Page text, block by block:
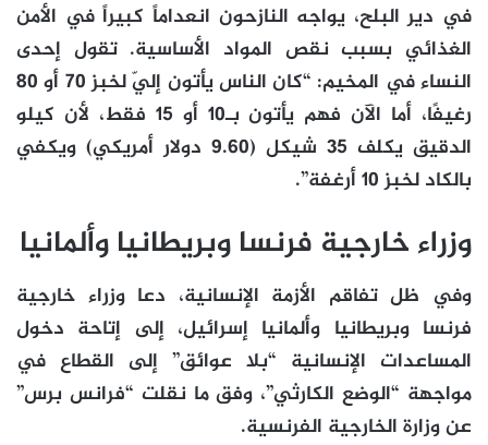
في دير البلح، يواجه النازحون انعداماً كبيراً في الأمن
الغذائي بسبب نقص المواد الأساسية. تقول إحدى
النساء في المخيم: “كان الناس يأتون إليّ لخبز 70 أو 80
رغيفًا، أما الآن فهم يأتون بـ10 أو 15 فقط، لأن كيلو
الدقيق يكلف 35 شيكل (9.60 دولار أمريكي) ويكفي
بالكاد لخبز 10 أرغفة”.
وزراء خارجية فرنسا وبريطانيا وألمانيا
وفي ظل تفاقم الأزمة الإنسانية، دعا وزراء خارجية
فرنسا وبريطانيا وألمانيا إسرائيل، إلى إتاحة دخول
المساعدات الإنسانية “بلا عوائق” إلى القطاع في
مواجهة “الوضع الكارثي”، وفق ما نقلت “فرانس برس”
عن وزارة الخارجية الفرنسية.